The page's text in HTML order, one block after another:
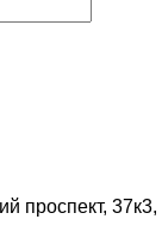
проспект, 37к3,